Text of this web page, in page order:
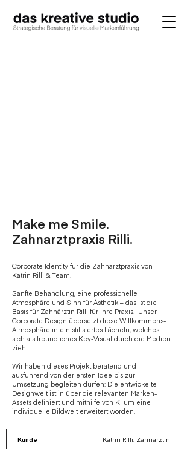
Make me Smile.
Zahnarztpraxis Rilli.
Corporate Identity für die Zahnarztpraxis von
Katrin Rilli & Team.
Sanfte Behandlung, eine professionelle
Atmosphäre und Sinn für Ästhetik – das ist die
Basis für Zahnärztin Rilli für ihre Praxis. Unser
Corporate Design übersetzt diese Willkommens-
Atmosphäre in ein stilisiertes Lächeln, welches
sich als freundliches Key-Visual durch die Medien
zieht.
Wir haben dieses Projekt beratend und
ausführend von der ersten Idee bis zur
Umsetzung begleiten dürfen: Die entwickelte
Designwelt ist in über die relevanten Marken-
Assets definiert und mithilfe von KI um eine
individuelle Bildwelt erweitert worden.
Kunde
Katrin Rilli, Zahnärztin